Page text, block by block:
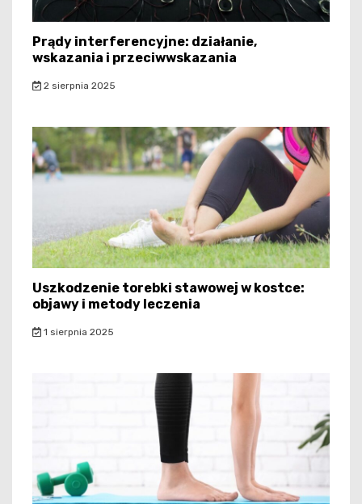
Prądy interferencyjne: działanie,
wskazania i przeciwwskazania
2 sierpnia 2025
Uszkodzenie torebki stawowej w kostce:
objawy i metody leczenia
1 sierpnia 2025